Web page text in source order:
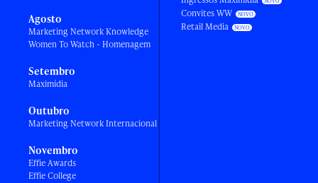
Agosto
Marketing Network Knowledge
Women To Watch - Homenagem
Setembro
Maximídia
Outubro
Marketing Network Internacional
Novembro
Effie Awards
Effie College
Convites WW
Retail Media